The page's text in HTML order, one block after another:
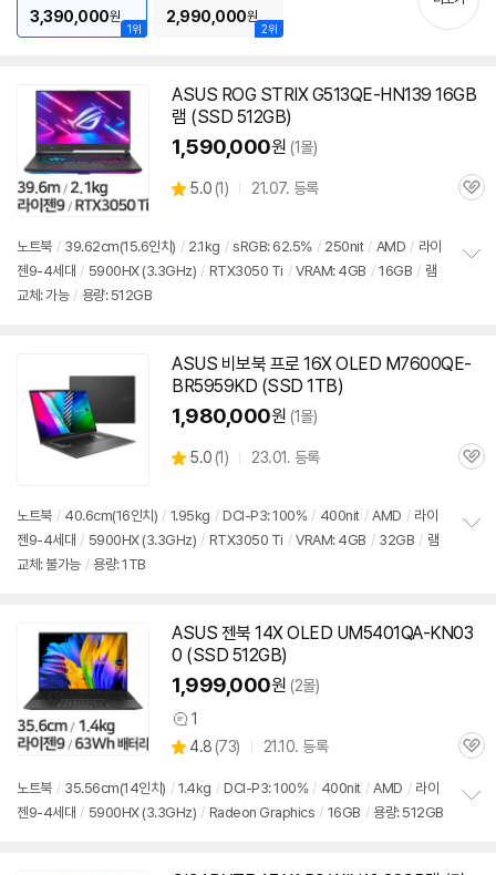
1위
3,390,000원
2위
2,990,000원
ASUS ROG STRIX G513QE-HN139 16GB
램 (SSD 512GB)
1,590,000원 (1몰)
별
5.0 (상
뷰
1) 21.07. 등록
관
노트북 / 39.62cm(15.6인치) / 2.1kg / sRGB: 62.5% / 250nit / AMD / 라이
젠9-4세대 / 5900HX (3.3GHz) / RTX3050 Ti / VRAM: 4GB / 16GB / 램
교체: 가능 / 용량: 512GB
ASUS 비보북 프로 16X OLED M7600QE-
BR5959KD (SSD 1TB)
1,980,000원 (1몰)
별
5.0 (상
1) 23.01. 등록
관
노트북 / 40.6cm(16인치) / 1.95kg / DCI-P3: 100% / 400nit / AMD / 라이
젠9-4세대 / 5900HX (3.3GHz) / RTX3050 Ti / VRAM: 4GB / 32GB / 램
교체: 불가능 / 용량: 1TB
기
ASUS 젠북 14X OLED UM5401QA-KN03
0 (SSD 512GB)
1,999,000원 (2몰)
상
품
견
1
별
점
4.8 (상
리
뷰
73) 21.10. 등록
관
노트북 / 35.56cm(14인치) / 1.4kg / DCI-P3: 100% / 400nit / AMD / 라이
젠9-4세대 / 5900HX (3.3GHz) / Radeon Graphics / 16GB / 용량: 512GB